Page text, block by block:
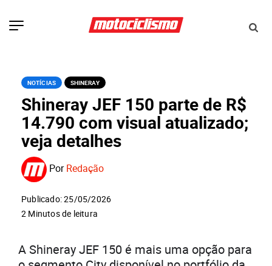
NOTÍCIAS SHINERAY
Shineray JEF 150 parte de R$
14.790 com visual atualizado;
veja detalhes
PorRedação
Publicado: 25/05/2026
2 Minutos de leitura
A Shineray JEF 150 é mais uma opção para